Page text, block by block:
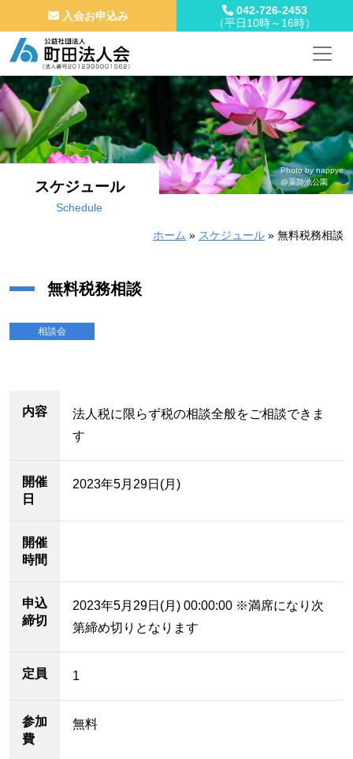
コンテンツへスキップ
メインナビゲーション
入会お申込み
042-726-2453
（平日10時～16時）
スケジュール
Schedule
Photo by nappye
@薬師池公園
ホーム » スケジュール » 無料税務相談
無料税務相談
相談会
内容
法人税に限らず税の相談全般をご相談できま
す
開催
日
2023年5月29日(月)
開催
時間
申込
締切
2023年5月29日(月) 00:00:00 ※満席になり次
第締め切りとなります
定員 1
参加
費
無料